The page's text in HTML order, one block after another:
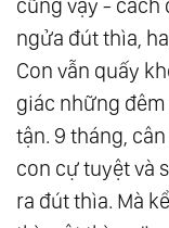
cũng vậy - cách
ngửa đút thìa,
Con vẫn quấy
giác những
tận. 9 tháng,
con cự tuyệt và
ra đút thìa. Mà